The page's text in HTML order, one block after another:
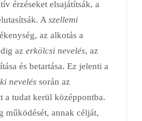
érzéseket elsajátítsák, a
A szellemi
az alkotás a
az erkölcsi nevelés, az
és betartása. Ez jelenti a
neveléssorán az
a tudat kerül középpontba.
működését, annak célját,